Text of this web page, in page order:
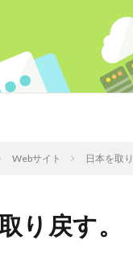
Webサイト 日本を取り
り戻す。